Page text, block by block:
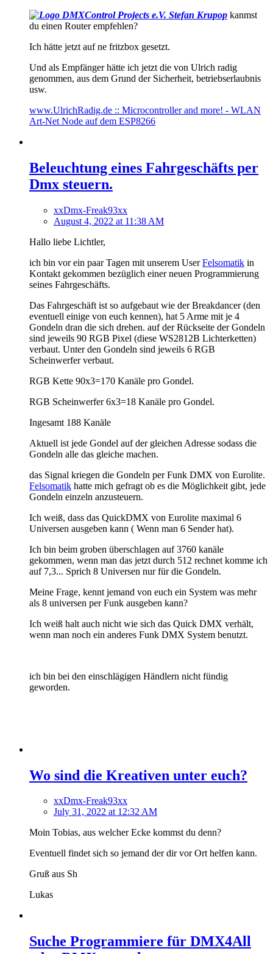
Stefan Krupop kanmst
du einen Router empfehlen?
Ich hätte jetzt auf ne fritzbox gesetzt.
Und als Empfänger hätte ich jetzt die von Ulrich radig
genommen, aus dem Grund der Sicherheit, betriebserlaubnis
usw.
www.UlrichRadig.de :: Microcontroller and more! - WLAN
Art-Net Node auf dem ESP8266
Beleuchtung eines Fahrgeschäfts per
Dmx steuern.
xxDmx-Freak93xx
August 4, 2022 at 11:38 AM
Hallo liebe Lichtler,
ich bin vor ein paar Tagen mit unserem UserFelsomatik in
Kontakt gekommen bezüglich einer neuen Programmierung
seines Fahrgeschäfts.
Das Fahrgeschäft ist so aufgebaut wie der Breakdancer (den
eventuell einige von euch kennen), hat 5 Arme mit je 4
Gondeln dran die sich drehen. auf der Rückseite der Gondeln
sind jeweils 90 RGB Pixel (diese WS2812B Lichterketten)
verbaut. Unter den Gondeln sind jeweils 6 RGB
Scheinwerfer verbaut.
RGB Kette 90x3=170 Kanäle pro Gondel.
RGB Scheinwerfer 6x3=18 Kanäle pro Gondel.
Ingesamt 188 Kanäle
Aktuell ist jede Gondel auf der gleichen Adresse sodass die
Gondeln alle das gleiche machen.
das Signal kriegen die Gondeln per Funk DMX von Eurolite.
Felsomatik hatte mich gefragt ob es die Möglichkeit gibt, jede
Gondeln einzeln anzusteuern.
Ich weiß, dass das QuickDMX von Eurolite maximal 6
Universen ausgeben kann ( Wenn man 6 Sender hat).
Ich bin beim groben überschlagen auf 3760 kanäle
gekommen, wenn man das jetzt durch 512 rechnet komme ich
auf 7,3... Sprich 8 Universen nur für die Gondeln.
Meine Frage, kennt jemand von euch ein System was mehr
als 8 universen per Funk ausgeben kann?
Ich weiß halt auch nicht wie sich das Quick DMX verhält,
wenn man noch ein anderes Funk DMX System benutzt.
ich bin bei den einschlägigen Händlern nicht fündig
geworden.
Wo sind die Kreativen unter euch?
xxDmx-Freak93xx
July 31, 2022 at 12:32 AM
Moin Tobias, aus welcher Ecke kommst du denn?
Eventuell findet sich so jemand der dir vor Ort helfen kann.
Gruß aus Sh
Lukas
Suche Programmiere für DMX4All